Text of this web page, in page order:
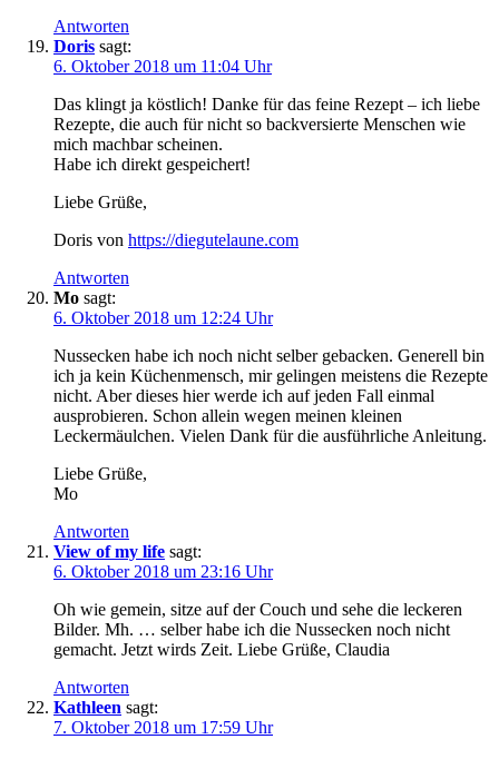
Antworten
Doris sagt:
6. Oktober 2018 um 11:04 Uhr
Das klingt ja köstlich! Danke für das feine Rezept – ich liebe
Rezepte, die auch für nicht so backversierte Menschen wie
mich machbar scheinen.
Habe ich direkt gespeichert!
Liebe Grüße,
Doris von https://diegutelaune.com
Antworten
Mo sagt:
6. Oktober 2018 um 12:24 Uhr
Nussecken habe ich noch nicht selber gebacken. Generell bin
ich ja kein Küchenmensch, mir gelingen meistens die Rezepte
nicht. Aber dieses hier werde ich auf jeden Fall einmal
ausprobieren. Schon allein wegen meinen kleinen
Leckermäulchen. Vielen Dank für die ausführliche Anleitung.
Liebe Grüße,
Mo
Antworten
View of my life sagt:
6. Oktober 2018 um 23:16 Uhr
Oh wie gemein, sitze auf der Couch und sehe die leckeren
Bilder. Mh. … selber habe ich die Nussecken noch nicht
gemacht. Jetzt wirds Zeit. Liebe Grüße, Claudia
Antworten
Kathleen sagt:
7. Oktober 2018 um 17:59 Uhr